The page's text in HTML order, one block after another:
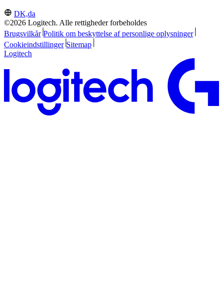
DK,da
©2026 Logitech. Alle rettigheder forbeholdes
Brugsvilkår Politik om beskyttelse af personlige oplysninger
Cookieindstillinger Sitemap
Logitech